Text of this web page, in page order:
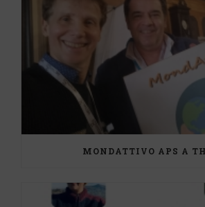
MONDATTIVO APS A